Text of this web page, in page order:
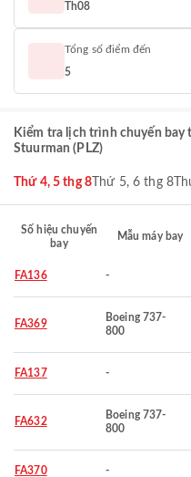
Th08
Tổng số điểm đến
5
Kiểm tra lịch trình chuyến bay
Stuurman (PLZ)
Thứ 4, 5 thg 8Thứ 5, 6 thg 8
Số hiệu chuyến
bay
Mẫu máy bay
FA136 -
FA369
Boeing 737-
800
FA137 -
FA632
Boeing 737-
800
FA370 -